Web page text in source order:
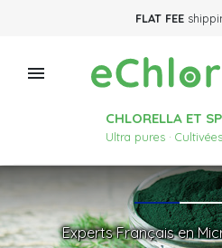
FLAT FEE

CHLORELLA ET
Ultra pures ·
Experts Français en